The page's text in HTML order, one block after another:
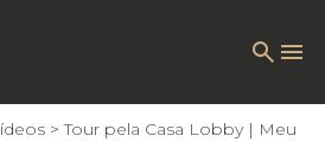
Tour pela Casa Lobby | Meu